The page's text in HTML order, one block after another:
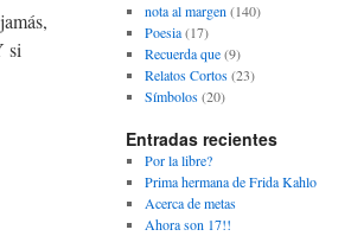
si
nota al margen (140)
Poesia(17)
Recuerda que(9)
Relatos Cortos(23)
Símbolos(20)
Entradas recientes
Por la libre?
Prima hermana de Frida Kahlo
Acerca de metas
Ahora son 17!!